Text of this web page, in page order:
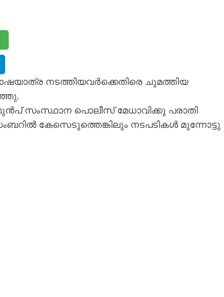
നടത്തിയവർക്കെതിരെ ചുമത്തിയ
സംസ്ഥാന പൊലീസ് മേധാവിക്കു പരാതി
കേസെടുത്തെങ്കിലും നടപടികൾ മുന്നോട്ടു